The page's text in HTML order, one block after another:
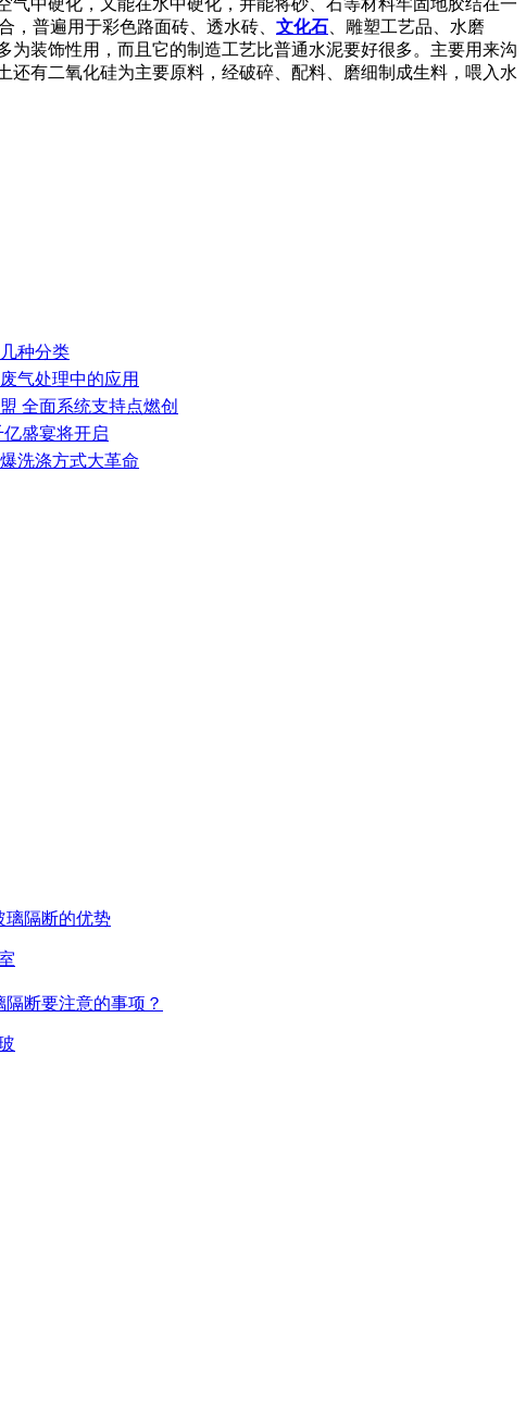
普遍用于彩色路面砖、透水砖、 文化石 、雕塑工艺品、水磨
装饰性用，而且它的制造工艺比普通水泥要好很多。主要用来沟
还有二氧化硅为主要原料，经破碎、配料、磨细制成生料，喂入水
种分类
气处理中的应用
全面系统支持点燃创
亿盛宴将开启
洗涤方式大革命